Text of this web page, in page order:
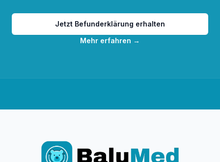
Jetzt Befunderklärung erhalten
Mehr erfahren →